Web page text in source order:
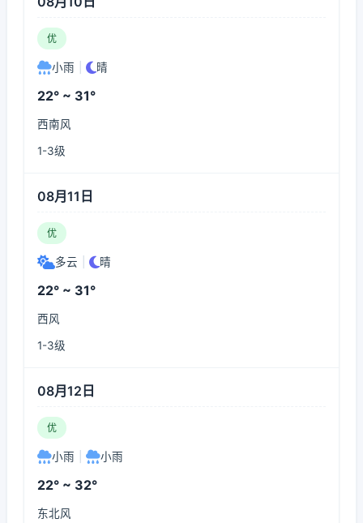
优
小雨 晴
22° ~ 31°
西南风
1-3级
08月11日
优
多云 晴
22° ~ 31°
西风
1-3级
08月12日
优
小雨 小雨
22° ~ 32°
东北风